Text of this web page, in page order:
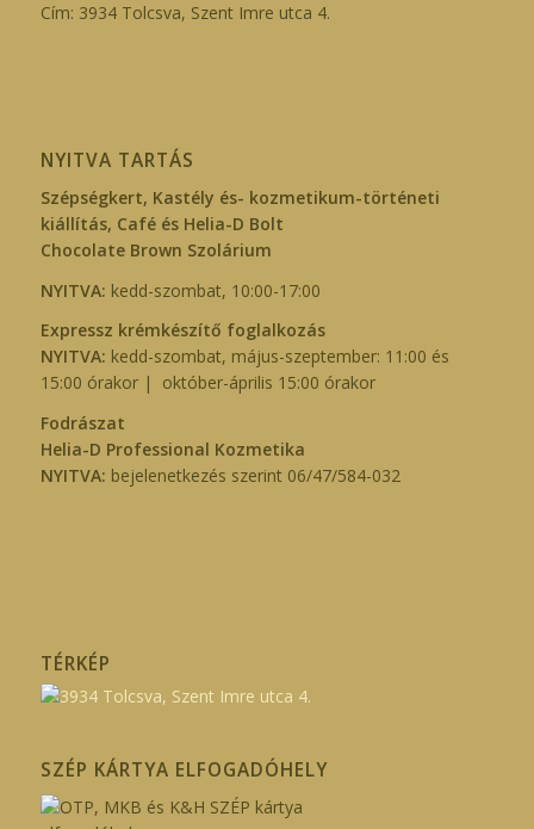
Cím: 3934 Tolcsva, Szent Imre utca 4.
NYITVA TARTÁS
Szépségkert, Kastély és- kozmetikum-történeti
kiállítás, Café és Helia-D Bolt
Chocolate Brown Szolárium
NYITVA: kedd-szombat, 10:00-17:00
Expressz krémkészítő foglalkozás
NYITVA: kedd-szombat, május-szeptember: 11:00 és
15:00 órakor | október-április 15:00 órakor
Fodrászat
Helia-D Professional Kozmetika
NYITVA: bejelenetkezés szerint 06/47/584-032
TÉRKÉP
SZÉP KÁRTYA ELFOGADÓHELY